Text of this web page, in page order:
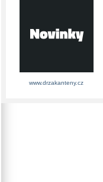
www.drzakanteny.cz